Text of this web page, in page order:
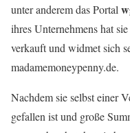
unter anderem das Portal
ihres Unternehmens hat
verkauft und widmet sich
madamemoneypenny.de.
Nachdem sie selbst einer
gefallen ist und große